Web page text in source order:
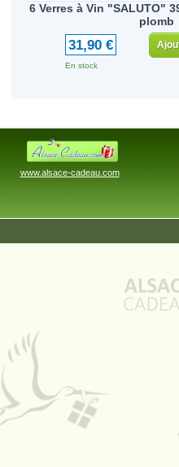
6 Verres à Vin "SALUTO"
plomb
31,90 €
En stock
www.alsace-cadeau.com